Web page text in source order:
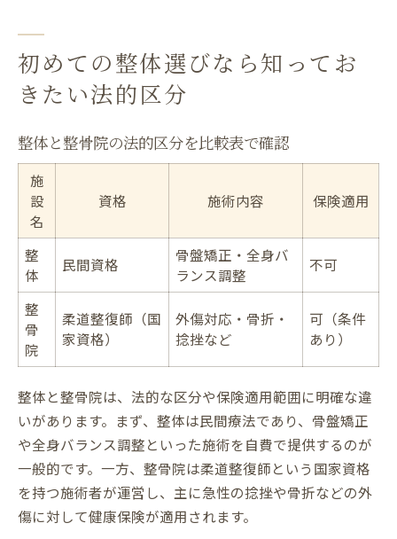
初めての整体選びなら知ってお
きたい法的区分
整体と整骨院の法的区分を比較表で確認
施
設
名
資格 施術内容 保険適用
整
体
民間資格
骨盤矯正・全身バ
ランス調整
不可
整
骨
院
柔道整復師（国
家資格）
外傷対応・骨折・
捻挫など
可（条件
あり）
整体と整骨院は、法的な区分や保険適用範囲に明確な違
いがあります。まず、整体は民間療法であり、骨盤矯正
や全身バランス調整といった施術を自費で提供するのが
一般的です。一方、整骨院は柔道整復師という国家資格
を持つ施術者が運営し、主に急性の捻挫や骨折などの外
傷に対して健康保険が適用されます。